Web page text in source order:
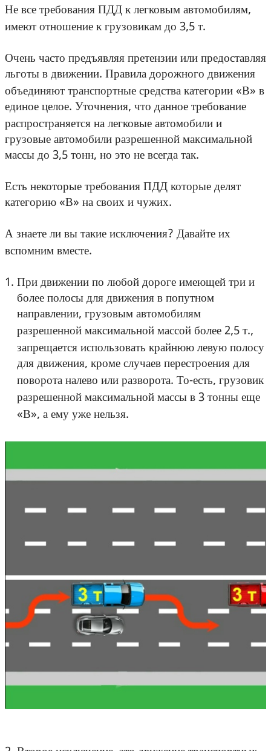
Не все требования ПДД к легковым автомобилям,
имеют отношение к грузовикам до 3,5 т.
Очень часто предъявляя претензии или предоставляя
льготы в движении. Правила дорожного движения
объединяют транспортные средства категории «В» в
единое целое. Уточнения, что данное требование
распространяется на легковые автомобили и
грузовые автомобили разрешенной максимальной
массы до 3,5 тонн, но это не всегда так.
Есть некоторые требования ПДД которые делят
категорию «В» на своих и чужих.
А знаете ли вы такие исключения? Давайте их
вспомним вместе.
При движении по любой дороге имеющей три и
более полосы для движения в попутном
направлении, грузовым автомобилям
разрешенной максимальной массой более 2,5 т.,
запрещается использовать крайнюю левую полосу
для движения, кроме случаев перестроения для
поворота налево или разворота. То-есть, грузовик
разрешенной максимальной массы в 3 тонны еще
«В», а ему уже нельзя.